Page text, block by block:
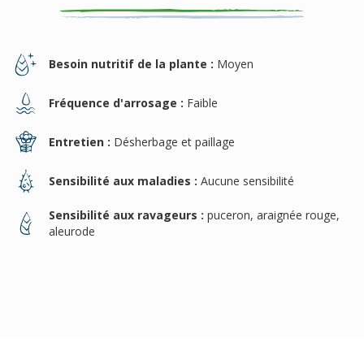
Besoin nutritif de la plante : Moyen
Fréquence d'arrosage : Faible
Entretien : Désherbage et paillage
Sensibilité aux maladies : Aucune sensibilité
Sensibilité aux ravageurs : puceron, araignée rouge,
aleurode